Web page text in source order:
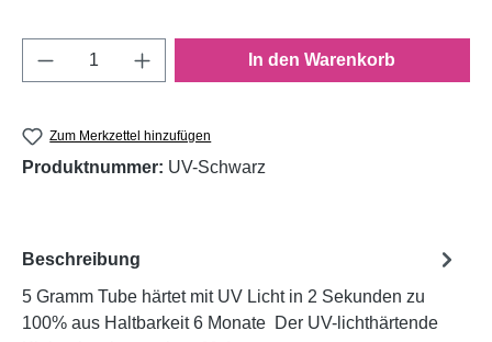
Produkt Anzahl: Gib den gewünschten
In den Warenkorb
Zum Merkzettel hinzufügen
Produktnummer: UV-Schwarz
Beschreibung
5 Gramm Tube härtet mit UV Licht in 2 Sekunden zu
100% aus Haltbarkeit 6 Monate Der UV-lichthärtende